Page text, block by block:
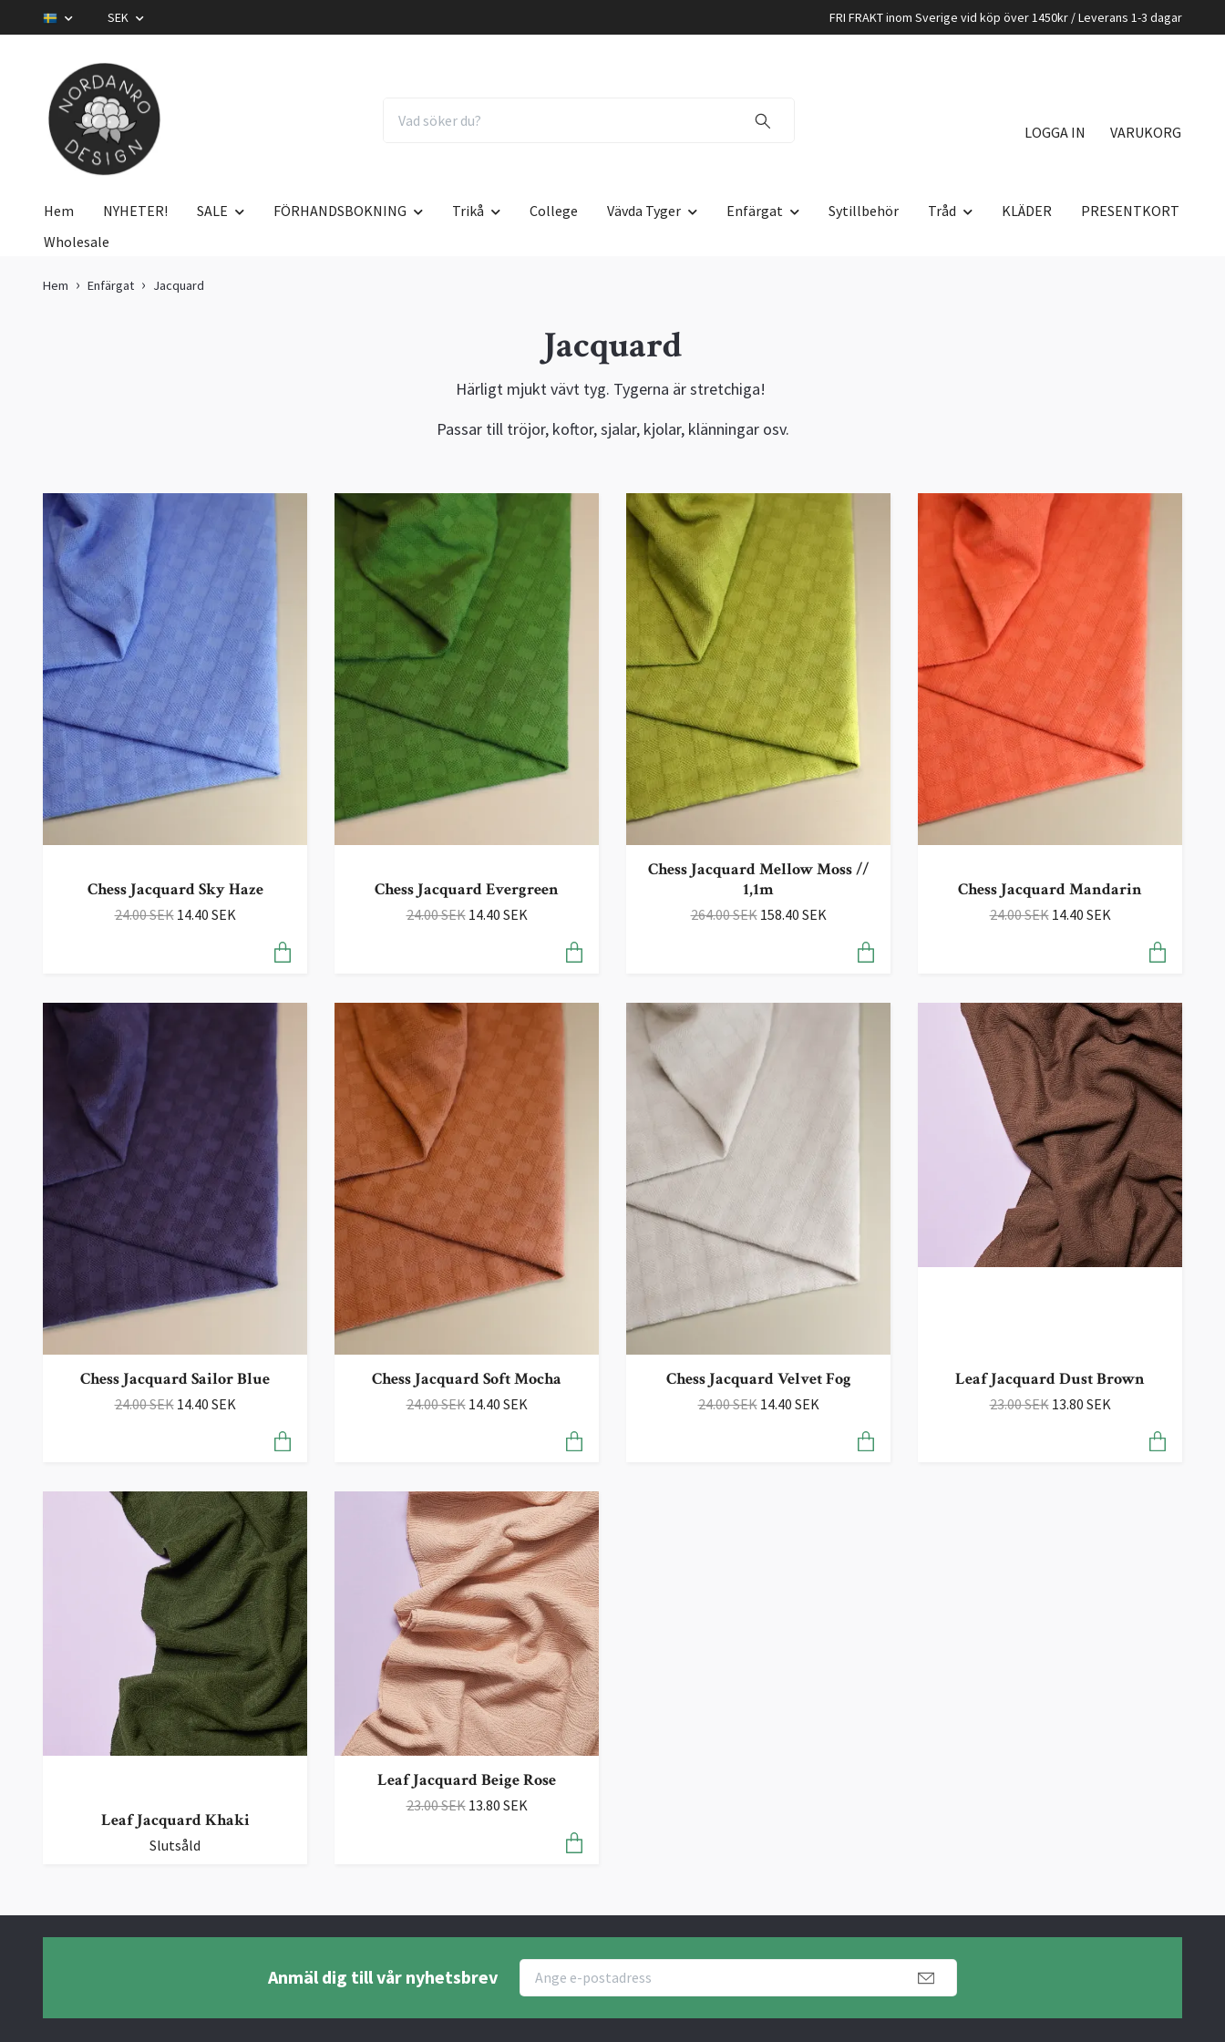
SEK FRI FRAKT inom Sverige vid köp över 1450kr / Leverans 1-3 dagar
LOGGA IN VARUKORG
Hem NYHETER! SALE FÖRHANDSBOKNING Trikå College Vävda Tyger Enfärgat Sytillbehör Tråd KLÄDER
PRESENTKORT
Wholesale
Hem Enfärgat Jacquard
Jacquard
Härligt mjukt vävt tyg. Tygerna är stretchiga!
Passar till tröjor, koftor, sjalar, kjolar, klänningar osv.
Chess Jacquard Sky Haze
24.00 SEK 14.40 SEK
Chess Jacquard Evergreen
24.00 SEK 14.40 SEK
Chess Jacquard Mellow Moss //
1,1m
264.00 SEK 158.40 SEK
Chess Jacquard Mandarin
24.00 SEK 14.40 SEK
Chess Jacquard Sailor Blue
24.00 SEK 14.40 SEK
Chess Jacquard Soft Mocha
24.00 SEK 14.40 SEK
Chess Jacquard Velvet Fog
24.00 SEK 14.40 SEK
Leaf Jacquard Dust Brown
23.00 SEK 13.80 SEK
Leaf Jacquard Khaki
Slutsåld
Leaf Jacquard Beige Rose
23.00 SEK 13.80 SEK
Anmäl dig till vår nyhetsbrev